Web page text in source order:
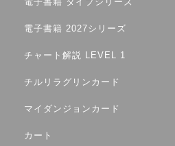
電子書籍 2027シリーズ
チャート解説 LEVEL 1
チルリラグリンカード
マイダンジョンカード
カート